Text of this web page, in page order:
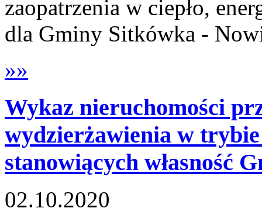
zaopatrzenia w ciepło,
dla Gminy Sitkówka -
»»
Wykaz nieruchomości
wydzierżawienia w
stanowiących własność
02.10.2020